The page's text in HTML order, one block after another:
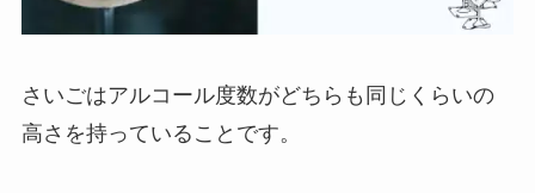
さいごはアルコール度数がどちらも同じくらいの
高さを持っていることです。